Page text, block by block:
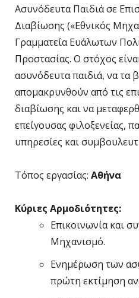
Ασυνόδευτα Παιδιά σε
Διαβίωσης («Εθνικός
Γραμματεία Ευάλωτων
Προστασίας. Ο στόχος
ασυνόδευτα παιδιά, να τα
απομακρυνθούν από τις
διαβίωσης και να
επείγουσας φιλοξενείας,
υπηρεσίες και
Τόπος εργασίας: Αθήνα
Κύριες Αρμοδιότητες:
Επικοινωνία και
Μηχανισμό.
Ενημέρωση των
πρώτη εκτίμηση